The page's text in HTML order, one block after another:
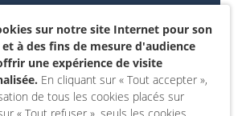
Données personnelles et
cookies
Accessibilité : non
conforme
sur notre site Internet pour son
à des fins de mesure d'audience
une expérience de visite
En cliquant sur « Tout accepter »,
de tous les cookies placés sur